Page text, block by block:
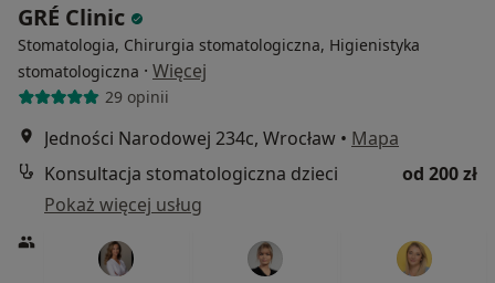
GRÉ Clinic
Stomatologia, Chirurgia stomatologiczna, Higienistyka
stomatologiczna · Więcej
29 opinii
Jedności Narodowej 234c, Wrocław • Mapa
Konsultacja stomatologiczna dzieci
od 200 zł
Pokaż więcej usług